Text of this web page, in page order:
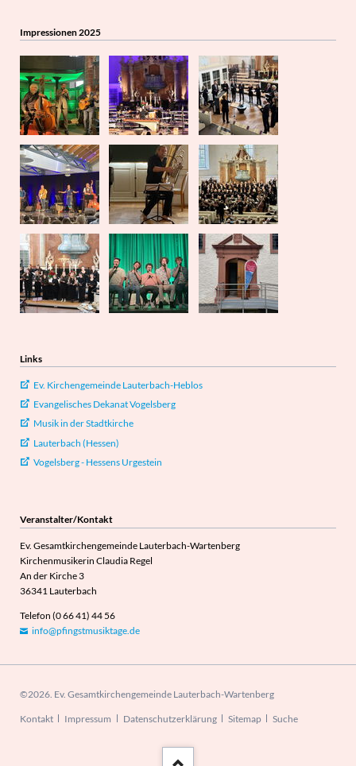
Impressionen 2025
Links
Ev. Kirchengemeinde Lauterbach-Heblos
Evangelisches Dekanat Vogelsberg
Musik in der Stadtkirche
Lauterbach (Hessen)
Vogelsberg - Hessens Urgestein
Veranstalter/Kontakt
Ev. Gesamtkirchengemeinde Lauterbach-Wartenberg
Kirchenmusikerin Claudia Regel
An der Kirche 3
36341 Lauterbach
Telefon (0 66 41) 44 56
info@pfingstmusiktage.de
©2026. Ev. Gesamtkirchengemeinde Lauterbach-Wartenberg
Navigation
Kontakt Impressum Datenschutzerklärung Sitemap Suche